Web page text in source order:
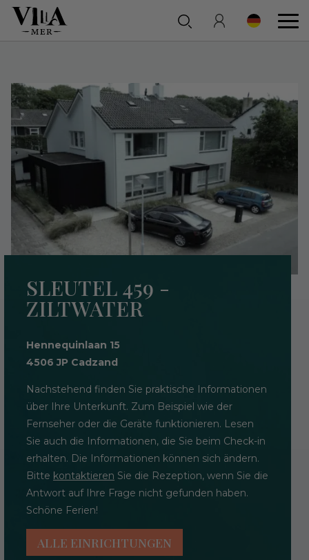
SLEUTEL 459 -
ZILTWATER
Hennequinlaan 15
4506 JP Cadzand
Nachstehend finden Sie praktische Informationen
über Ihre Unterkunft. Zum Beispiel wie der
Fernseher oder die Geräte funktionieren. Lesen
Sie auch die Informationen, die Sie beim Check-in
erhalten. Die Informationen können sich ändern.
Bitte kontaktieren Sie die Rezeption, wenn Sie die
Antwort auf Ihre Frage nicht gefunden haben.
Schöne Ferien!
ALLE EINRICHTUNGEN